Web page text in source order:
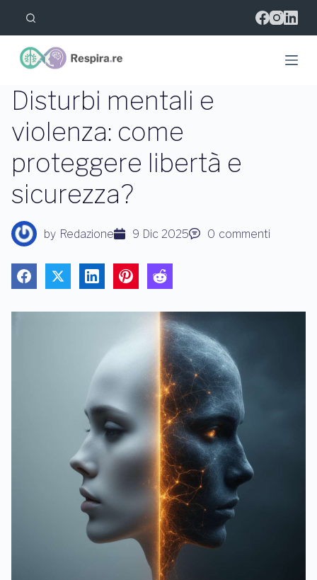
l
l
n
t
n
u
t
o
Disturbi mentali e
violenza: come
proteggere libertà e
sicurezza?
by Redazione 9 Dic 2025 0 commenti